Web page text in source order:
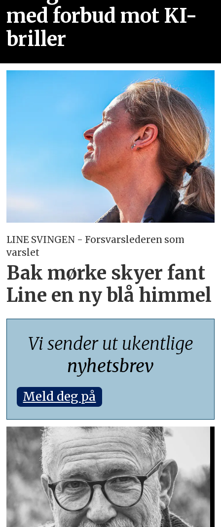
med forbud mot KI-
briller
LINE SVINGEN - Forsvarslederen som
varslet
Bak mørke skyer fant
Line en ny blå himmel
Vi sender ut ukentlige
nyhetsbrev
Meld deg på